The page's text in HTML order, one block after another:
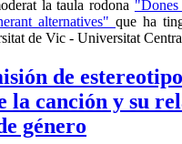
la taula rodona
alternatives" que ha
de Vic - Universitat
de
la canción y su
género